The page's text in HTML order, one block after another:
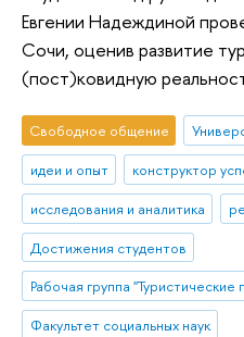
Евгении Надеждиной
Сочи, оценив развитие
(пост)ковидную
Свободное общение
идеи и опыт
конструктор
исследования и аналитика
Достижения студентов
Факультет социальных наук